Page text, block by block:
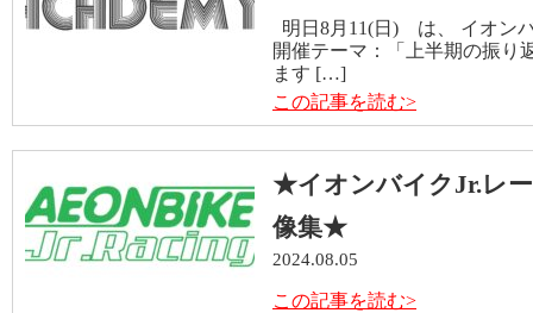
明日8月11(日) は、 イオン
開催テーマ：「上半期の振
ます […]
この記事を読む>
★イオンバイクJr.レ
像集★
2024.08.05
この記事を読む>